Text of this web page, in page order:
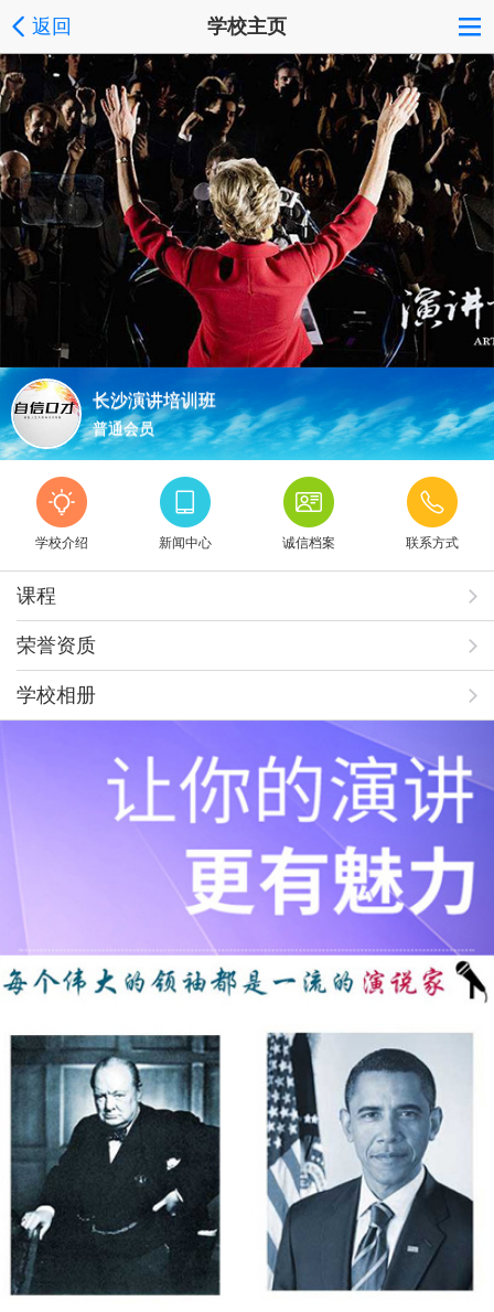
返回 学校主页
长沙演讲培训班
普通会员
学校介绍 新闻中心 诚信档案 联系方式
课程
荣誉资质
学校相册